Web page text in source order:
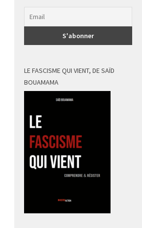
LE FASCISME QUI VIENT, DE SAÏD
BOUAMAMA